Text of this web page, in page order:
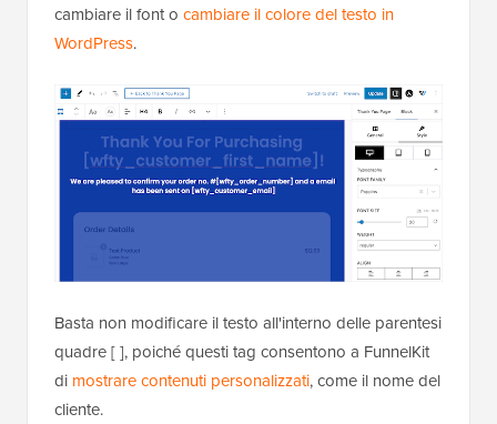
cambiare il font o cambiare il colore del testo in
WordPress.
Basta non modificare il testo all'interno delle parentesi
quadre [ ], poiché questi tag consentono a FunnelKit
di mostrare contenuti personalizzati, come il nome del
cliente.